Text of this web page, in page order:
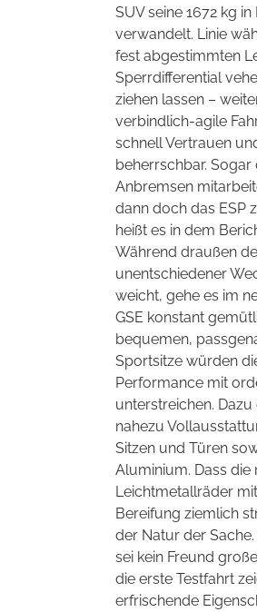
SUV seine 1672 kg
verwandelt. Linie
fest abgestimmten
Sperrdifferential
ziehen lassen –
verbindlich-agile
schnell Vertrauen
beherrschbar.
Anbremsen
dann doch das ESP
heißt es in dem
Während draußen
unentschiedener
weicht, gehe es im
GSE konstant
bequemen,
Sportsitze würden
Performance mit
unterstreichen.
nahezu
Sitzen und Türen
Aluminium. Dass
Leichtmetallräder
Bereifung ziemlich
der Natur der
sei kein Freund
die erste Testfahrt
erfrischende